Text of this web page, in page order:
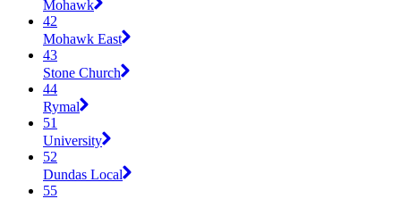
Mohawk
42
Mohawk East
43
Stone Church
44
Rymal
51
University
52
Dundas Local
55